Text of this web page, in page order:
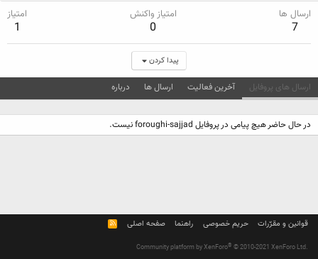
ارسال ها
7
امتیاز واکنش
0
امتیاز
1
پیدا کردن
ارسال های پروفایل آخرین فعالیت ارسال ها درباره
در حال حاضر هیچ پیامی در پروفایل foroughi-sajjad نیست.
قوانین و مقرّرات حریم خصوصی راهنما صفحه اصلی
R
S
Community platform by XenForo® © 2010-2021 XenForo Ltd.